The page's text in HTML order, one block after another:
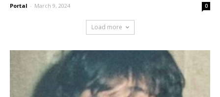
Portal - March 9, 2024 0
Load more